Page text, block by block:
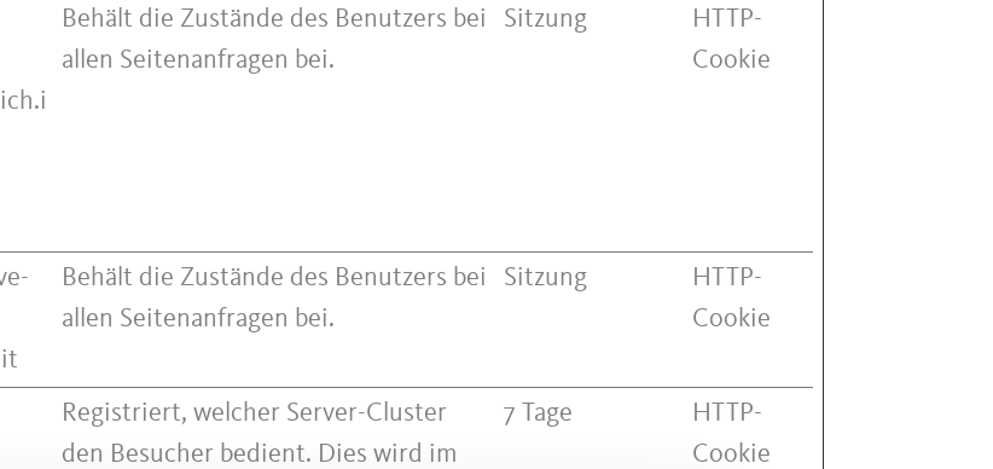
Behält die Zustände des Benutzers bei
allen Seitenanfragen bei.
Sitzung
HTTP-
Cookie
Behält die Zustände des Benutzers bei
allen Seitenanfragen bei.
Sitzung
HTTP-
Cookie
Registriert, welcher Server-Cluster
den Besucher bedient. Dies wird im
7 Tage
HTTP-
Cookie